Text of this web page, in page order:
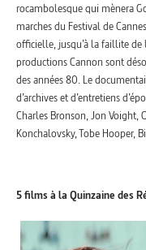
rocambolesque qui mènera
marches du Festival de
officielle, jusqu’à la faillite de
productions Cannon sont
des années 80. Le
d’archives et d’entretiens
Charles Bronson, Jon Voight,
Konchalovsky, Tobe Hooper,
5 films à la Quinzaine des